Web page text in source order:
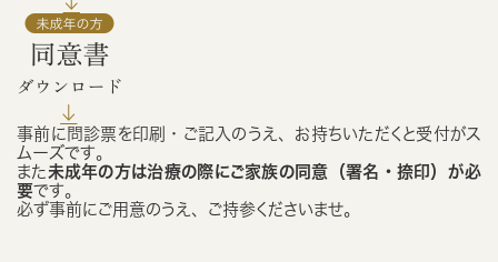
事前に問診票を印刷・ご記入のうえ、お持ちいただくと受付がス
ムーズです。
また 未成年の方は治療の際にご家族の同意（署名・捺印）が必
要です。
必ず事前にご用意のうえ、ご持参くださいませ。